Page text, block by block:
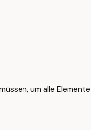
um alle